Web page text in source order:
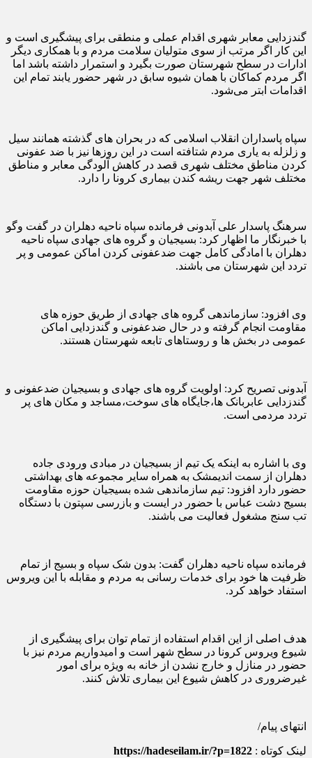
گندزدایی معابر شهری اقدام عملی و منطقی برای پیشگیری است و
این کار اگر مرتب از سوی متولیان سلامت مردم و با همکاری دیگر
ادارات در سطح شهرستان صورت بگیرد و استمرار داشته باشد اما
اگر مردم کماکان با همان شیوه سابق در شهر حضور یابند تمام این
اقدامات ابتر می‌شود.
سپاه پاسداران انقلاب اسلامی که در بحران های گذشته همانند سیل
و زلزله به یاری مردم شتافته است در این روزها نیز با ضد عفونی
کردن مناطق مختلف شهری قصد در کاهش آلودگی معابر و مناطق
مختلف شهر جهت ریشه کندن بیماری کرونا را دارد.
سرهنگ پاسدار علی آبدونی فرمانده سپاه ناحیه دهلران در گفت وگو
با خبرنگار ما اظهار کرد: بسیجیان و گروه های جهادی سپاه ناحیه
دهلران با امادگی کامل جهت ضدعفونی کردن اماکن عمومی و پر
تردد این شهرستان می باشند.
وی افزود: سازماندهی گروه های جهادی از طریق حوزه های
مقاومت انجام گرفته و در حال ضدعفونی و گندزدایی اماکن
عمومی در بخش ها و روستاهای تابعه شهرستان هستند.
آبدونی تصریح کرد: اولویت گروه های جهادی و بسیجیان ضدعفونی و
گندزدایی عابربانک ها،جایگاه های سوخت،مساجد و مکان های پر
تردد مردمی است.
وی با اشاره به اینکه یک تیم از بسیجیان در مبادی ورودی جاده
دهلران از سمت اندیمشک به همراه سایر مجموعه های بهداشتی
حضور دارد افزود: تیم سازماندهی شده بسیجیان حوزه مقاومت
بسیج دشت عباس با حضور در ایست و بازرسی سپتون با دستگاه
تب سنج مشغول فعالیت می باشند.
فرمانده سپاه ناحیه دهلران گفت: بدون شک سپاه و بسیج از تمام
ظرفیت ها خود برای خدمات رسانی به مردم و مقابله با این ویروس
استفاد خواهد کرد.
هدف اصلی از این اقدام استفاده از تمام توان برای پیشگیری از
شیوع ویروس کرونا در سطح شهر است و امیدواریم مردم نیز با
حضور در منازل و خارج نشدن از خانه به ویژه برای امور
غیرضروری در کاهش شیوع این بیماری تلاش کنند.
انتهای پیام/
لینک کوتاه : https://hadeseilam.ir/?p=1822